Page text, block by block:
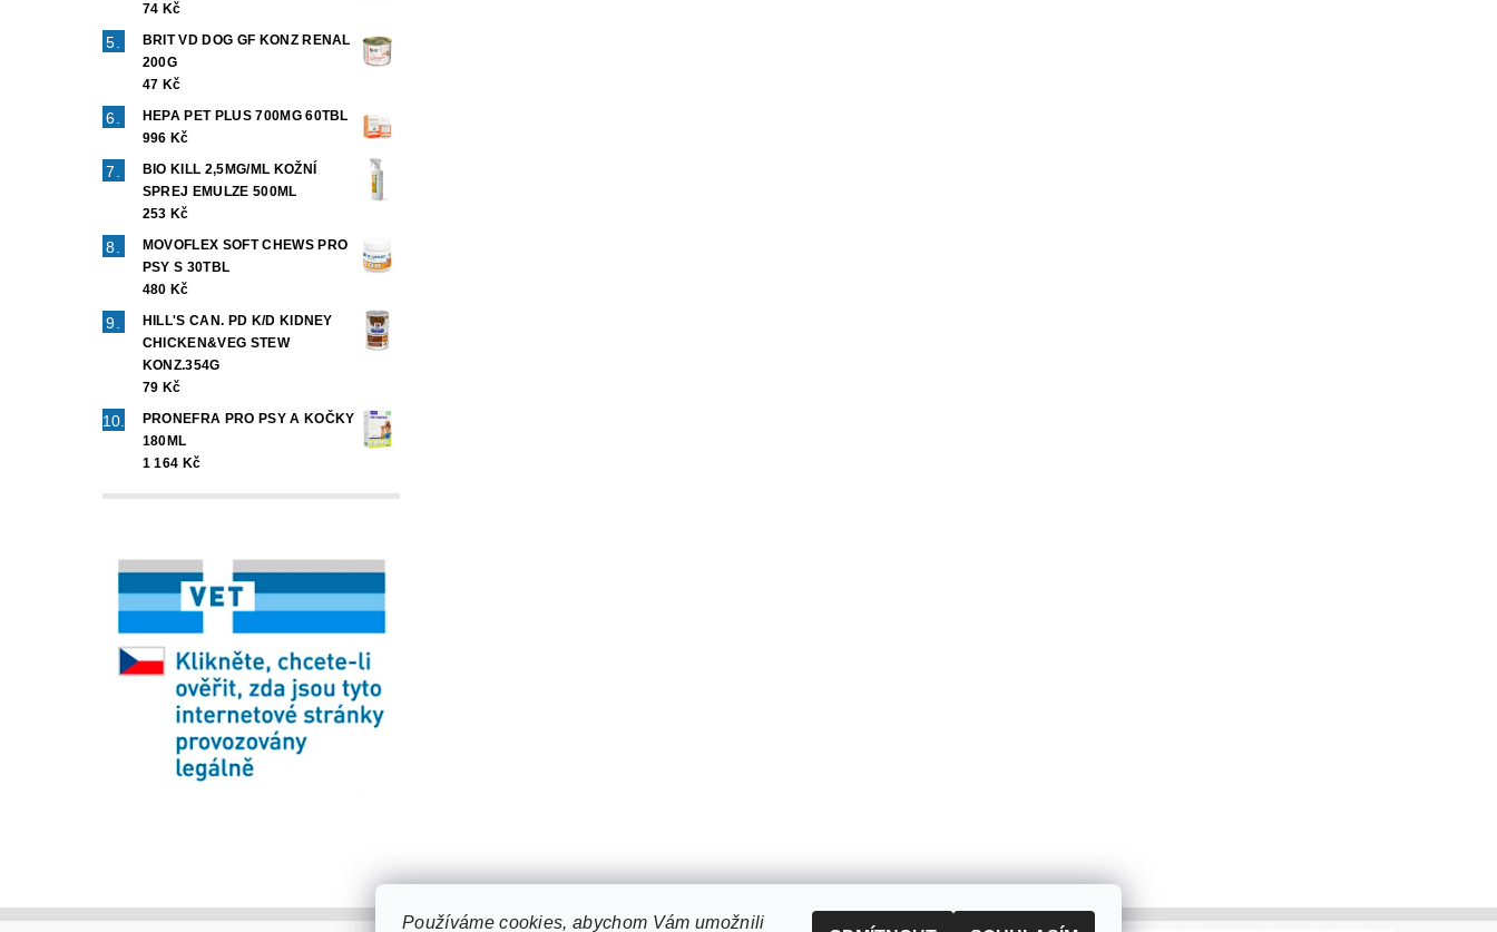
74 Kč
BRIT VD DOG GF KONZ RENAL
200G
47 Kč
HEPA PET PLUS 700MG 60TBL
996 Kč
BIO KILL 2,5MG/ML KOŽNÍ
SPREJ EMULZE 500ML
253 Kč
MOVOFLEX SOFT CHEWS PRO
PSY S 30TBL
480 Kč
HILL'S CAN. PD K/D KIDNEY
CHICKEN&VEG STEW
KONZ.354G
79 Kč
PRONEFRA PRO PSY A KOČKY
180ML
1 164 Kč
Používáme cookies, abychom Vám umožnili